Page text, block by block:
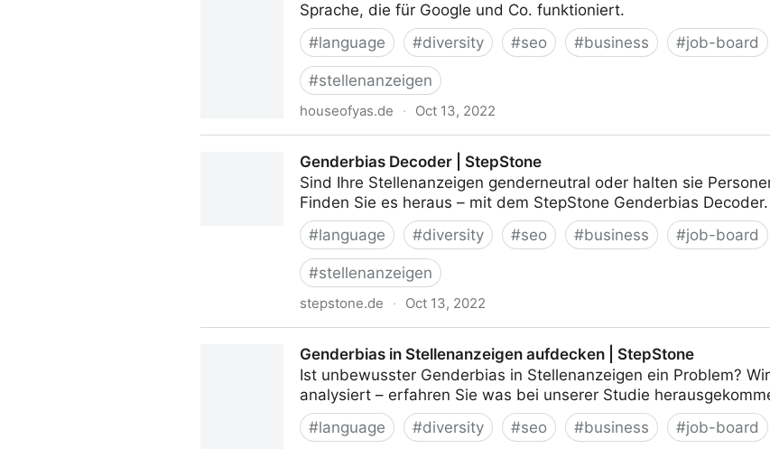
Sprache, die für Google und Co. funktioniert.
#language #diversity #seo #business #job-board
#stellenanzeigen
houseofyas.de · Oct 13, 2022
Genderbias Decoder | StepStone
Sind Ihre Stellenanzeigen genderneutral oder halten sie
Finden Sie es heraus – mit dem StepStone Genderbias Decoder.
#language #diversity #seo #business #job-board
#stellenanzeigen
stepstone.de · Oct 13, 2022
Genderbias in Stellenanzeigen aufdecken | StepStone
Ist unbewusster Genderbias in Stellenanzeigen ein Problem?
analysiert – erfahren Sie was bei unserer Studie
#language #diversity #seo #business #job-board